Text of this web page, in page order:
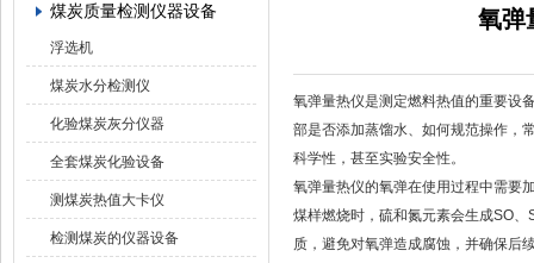
煤炭质量检测仪器设备
浮选机
煤炭水分检测仪
化验煤炭灰分仪器
全套煤炭化验设备
测煤炭热值大卡仪
检测煤炭的仪器设备
氧弹
氧弹量热仪是测定燃料热值的重要设
部是否添加蒸馏水、如何规范操作，
科学性，甚至实验安全性。
氧弹量热仪的氧弹在使用过程中需要
煤样燃烧时，硫和氮元素会生成SO
质，避免对氧弹造成腐蚀，并确保后